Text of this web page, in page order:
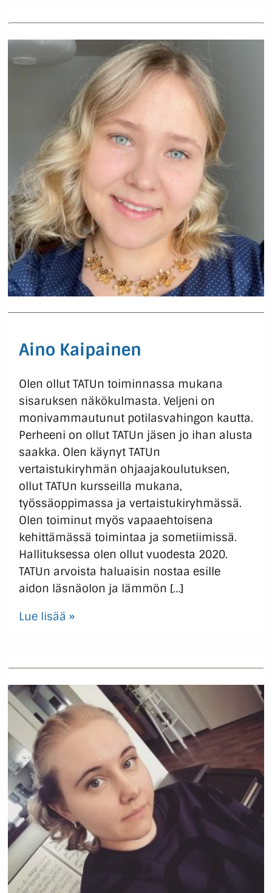
Aino Kaipainen
Olen ollut TATUn toiminnassa mukana
sisaruksen näkökulmasta. Veljeni on
monivammautunut potilasvahingon kautta.
Perheeni on ollut TATUn jäsen jo ihan alusta
saakka. Olen käynyt TATUn
vertaistukiryhmän ohjaajakoulutuksen,
ollut TATUn kursseilla mukana,
työssäoppimassa ja vertaistukiryhmässä.
Olen toiminut myös vapaaehtoisena
kehittämässä toimintaa ja sometiimissä.
Hallituksessa olen ollut vuodesta 2020.
TATUn arvoista haluaisin nostaa esille
aidon läsnäolon ja lämmön […]
Lue lisää »